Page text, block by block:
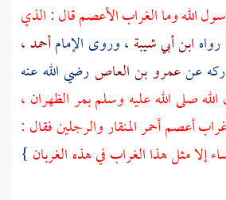
الله وما الغراب الأعصم قال : الذي
ابن أبي شيبة ، وروى الإمامأحمد،
عنعمرو بن العاصرضي الله عنه
صلى الله عليه وسلمبمر الظهران ،
غراب أعصم أحمر المنقار والرجلين فقال :
إلا مثل هذا الغراب في هذه الغربان }